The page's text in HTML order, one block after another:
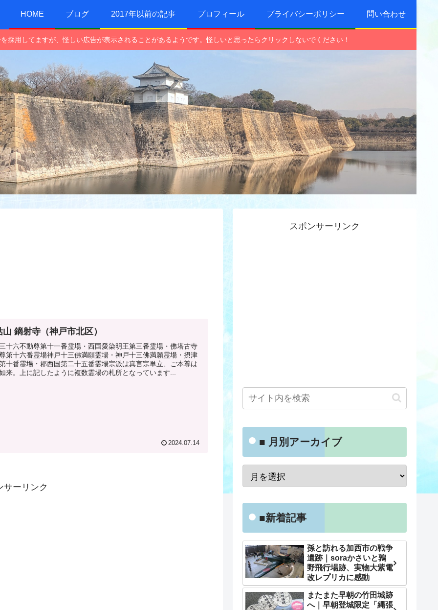
HOME ブログ 2017年以前の記事 プロフィール プライバシーポリシー 問い合わせ
採用してますが、怪しい広告が表示されることがあるようです。怪しいと思ったらクリックしないでください！
山 鏑射寺（神戸市北区）
十六不動尊第十一番霊場・西国愛染明王第三番霊場・佛塔古寺
第十六番霊場神戸十三佛満願霊場・神戸十三佛満願霊場・摂津
十番霊場・郡西国第二十五番霊場宗派は真言宗単立、ご本尊は
来。上に記したように複数霊場の札所となっています...
2024.07.14
サーリンク
スポンサーリンク
■ 月別アーカイブ
■新着記事
孫と訪れる加西市の戦争
遺跡｜soraかさいと鶉
野飛行場跡、実物大紫電
改レプリカに感動
またまた早朝の竹田城跡
へ｜早朝登城限定「縄張